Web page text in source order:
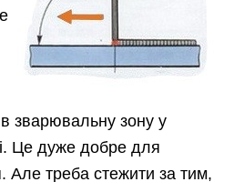
зварювальну зону у
Це дуже добре для
Але треба стежити за тим,